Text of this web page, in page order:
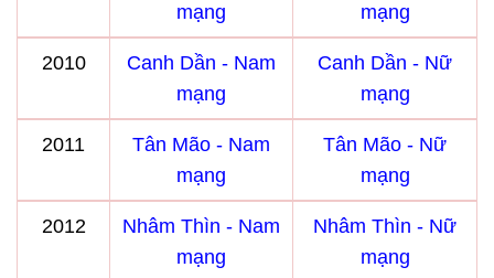
mạng
mạng
2010
Canh Dần - Nam
mạng
Canh Dần - Nữ
mạng
2011
Tân Mão - Nam
mạng
Tân Mão - Nữ
mạng
2012
Nhâm Thìn - Nam
mạng
Nhâm Thìn - Nữ
mạng